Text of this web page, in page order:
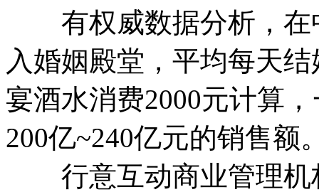
有权威数据分析，在
入婚姻殿堂，平均每天
宴酒水消费2000元计算
200亿~240亿元的销售额
行意互动商业管理机